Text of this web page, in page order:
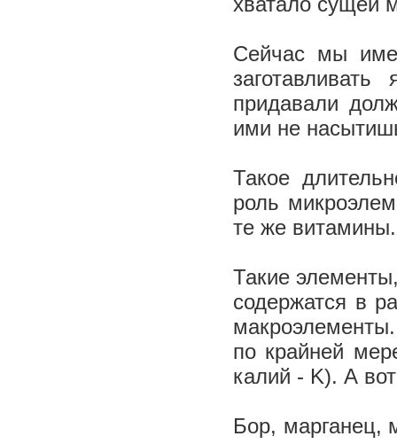
Сейчас мы
придавали
ими не
Такое
роль
те же
Такие
содержатся в
по крайней
калий - K). А
Бор, марганец,